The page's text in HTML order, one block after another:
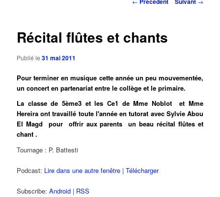
Récital flûtes et chants
Publié le31 mai 2011
Pour terminer en musique cette année un peu mouvementée,
un concert en partenariat entre le collège et le primaire.
La classe de 5ème3 et les Ce1 de Mme Noblot et Mme
Hereira ont travaillé toute l'année en tutorat avec Sylvie Abou
El Magd pour offrir aux parents un beau récital flûtes et
chant .
Tournage : P. Battesti
Podcast: Lire dans une autre fenêtre |Télécharger
Subscribe:Android | RSS